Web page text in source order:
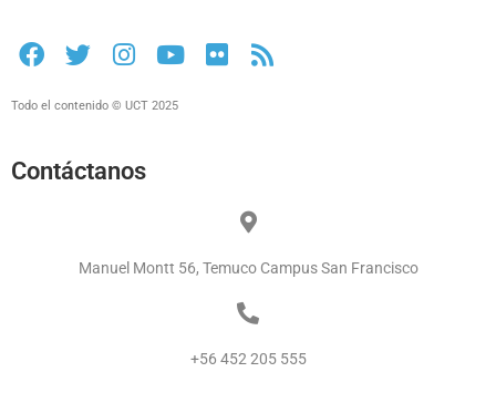
Todo el contenido © UCT 2025
Contáctanos
Manuel Montt 56, Temuco Campus San Francisco
+56 452 205 555